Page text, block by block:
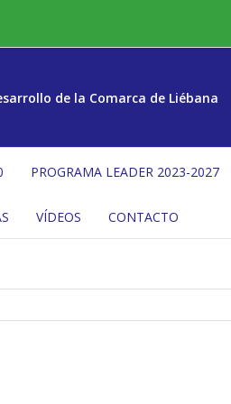
de la Comarca de Liébana
PROGRAMA LEADER 2023-2027
VÍDEOS CONTACTO